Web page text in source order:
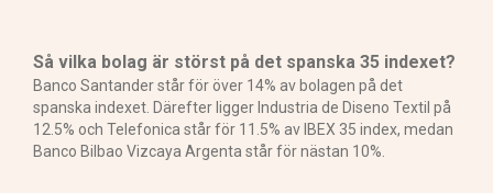
Så vilka bolag är störst på det spanska 35 indexet?
Banco Santander står för över 14% av bolagen på det
spanska indexet. Därefter ligger Industria de Diseno Textil på
12.5% och Telefonica står för 11.5% av IBEX 35 index, medan
Banco Bilbao Vizcaya Argenta står för nästan 10%.